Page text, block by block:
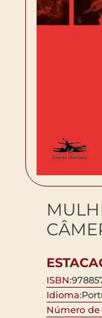
ISBN:
Idioma:
Número de